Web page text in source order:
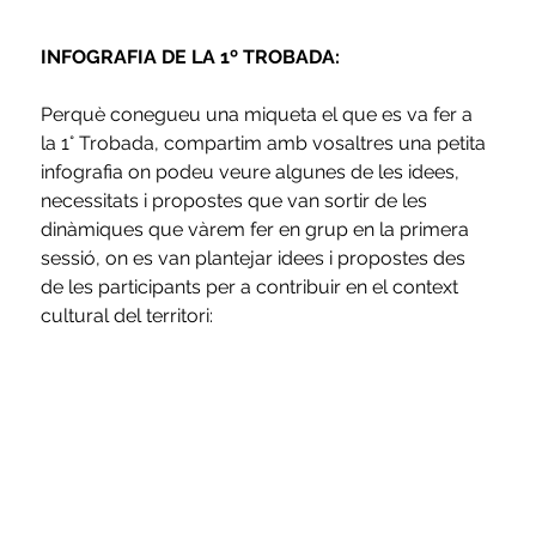
INFOGRAFIA DE LA 1º TROBADA:
Perquè conegueu una miqueta el que es va fer a
la 1° Trobada, compartim amb vosaltres una petita
infografia on podeu veure algunes de les idees,
necessitats i propostes que van sortir de les
dinàmiques que vàrem fer en grup en la primera
sessió, on es van plantejar idees i propostes des
de les participants per a contribuir en el context
cultural del territori: